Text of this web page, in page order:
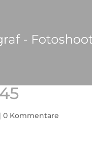
| 0 Kommentare